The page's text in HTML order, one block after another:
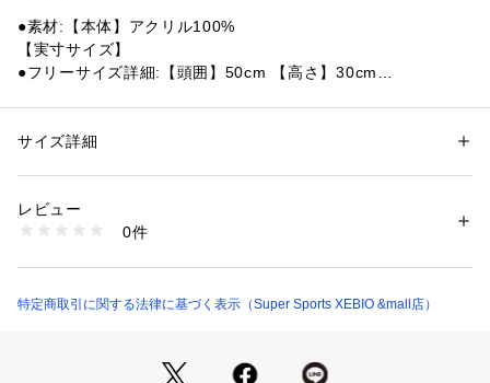
●素材:【本体】アクリル100%
【実寸サイズ】
●フリーサイズ詳細:【頭囲】50cm 【高さ】30cm
【商品の購入にあたっての注意事項】
※一部商品において弊社カラー表記がメーカーカラー表記と異
なる場合がございます。
※掲載の価格・製品のパッケージ・デザイン・仕様について、
RIC ヴィクトリア ビクトリア サーフ&スノー Victoria Surf&S
性別：メンズ
ア
1540000426803
サイズ詳細
レビュー
0件
特定商取引に関する法律に基づく表示（Super Sports XEBIO &mall店）